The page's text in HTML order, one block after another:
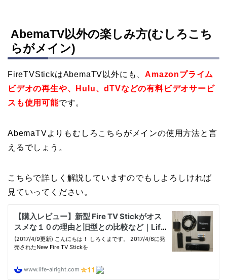
AbemaTV以外の楽しみ方(むしろこち
らがメイン)
FireTVStickはAbemaTV以外にも、Amazonプライム
ビデオの再生や、Hulu、dTVなどの有料ビデオサービ
スも使用可能です。
AbemaTVよりもむしろこちらがメインの使用方法と言
えるでしょう。
こちらで詳しく解説していますのでもしよろしければ
見ていってください。